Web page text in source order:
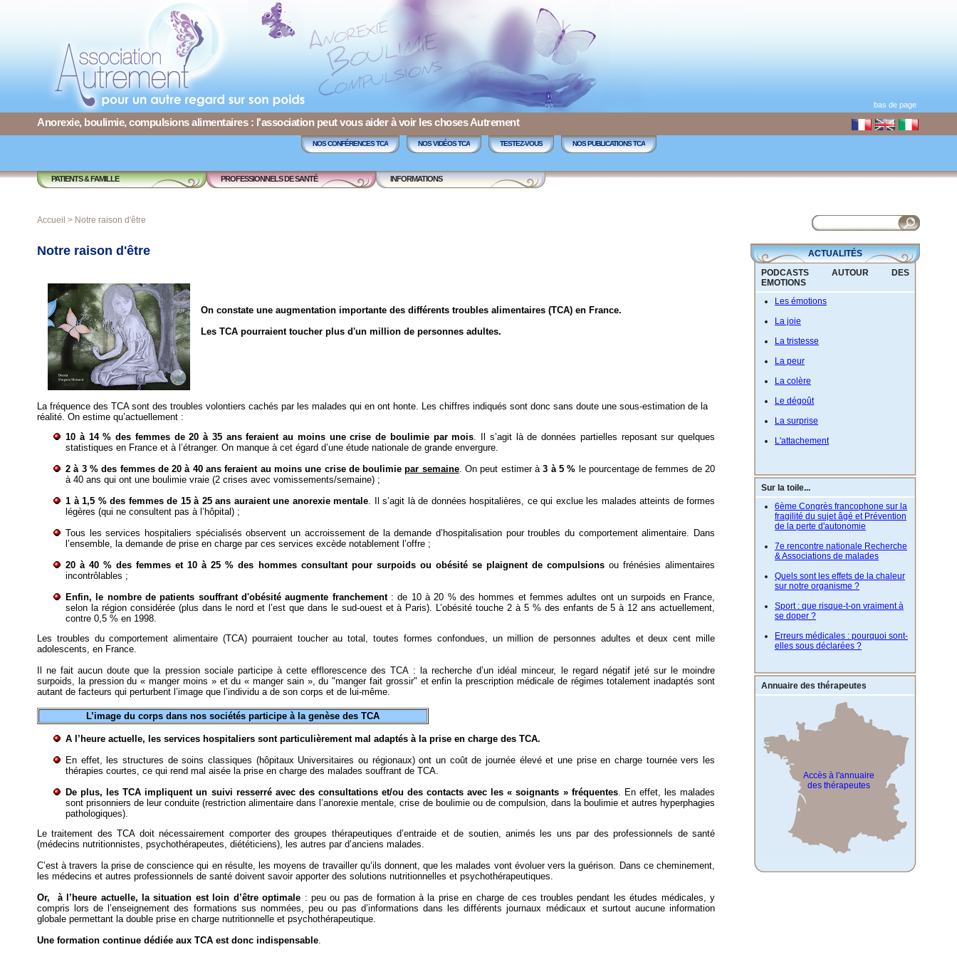
bas de page
Anorexie, boulimie, compulsions alimentaires : l'association peut vous aider à voir les choses Autrement
NOS CONFÉRENCES TCA NOS VIDÉOS TCA TESTEZ-VOUS NOS PUBLICATIONS TCA
PATIENTS & FAMILLE PROFESSIONNELS DE SANTÉ INFORMATIONS
Accueil > Notre raison d'être
Notre raison d'être
On constate une augmentation importante des différents troubles alimentaires (TCA) en France.
Les TCA pourraient toucher plus d'un million de personnes adultes.
La fréquence des TCA sont des troubles volontiers cachés par les malades qui en ont honte. Les chiffres indiqués sont donc sans doute une sous-estimation de la
réalité. On estime qu’actuellement :
10 à 14 % des femmes de 20 à 35 ans feraient au moins une crise de boulimie par mois. Il s’agit là de données partielles reposant sur quelques
statistiques en France et à l’étranger. On manque à cet égard d’une étude nationale de grande envergure.
2 à 3 % des femmes de 20 à 40 ans feraient au moins une crise de boulimiepar semaine. On peut estimer à3 à 5 % le pourcentage de femmes de 20
à 40 ans qui ont une boulimie vraie (2 crises avec vomissements/semaine) ;
1 à 1,5 % des femmes de 15 à 25 ans auraient une anorexie mentale. Il s’agit là de données hospitalières, ce qui exclue les malades atteints de formes
légères (qui ne consultent pas à l’hôpital) ;
Tous les services hospitaliers spécialisés observent un accroissement de la demande d’hospitalisation pour troubles du comportement alimentaire. Dans
l’ensemble, la demande de prise en charge par ces services excède notablement l’offre ;
20 à 40 % des femmes et 10 à 25 % des hommes consultant pour surpoids ou obésité se plaignent de compulsionsou frénésies alimentaires
incontrôlables ;
Enfin, le nombre de patients souffrant d'obésité augmente franchement: de 10 à 20 % des hommes et femmes adultes ont un surpoids en France,
selon la région considérée (plus dans le nord et l’est que dans le sud-ouest et à Paris). L’obésité touche 2 à 5 % des enfants de 5 à 12 ans actuellement,
contre 0,5 % en 1998.
Les troubles du comportement alimentaire (TCA) pourraient toucher au total, toutes formes confondues, un million de personnes adultes et deux cent mille
adolescents, en France.
Il ne fait aucun doute que la pression sociale participe à cette efflorescence des TCA : la recherche d’un idéal minceur, le regard négatif jeté sur le moindre
surpoids, la pression du « manger moins » et du « manger sain », du "manger fait grossir" et enfin la prescription médicale de régimes totalement inadaptés sont
autant de facteurs qui perturbent l’image que l’individu a de son corps et de lui-même.
L’image du corps dans nos sociétés participe à la genèse des TCA
A l’heure actuelle, les services hospitaliers sont particulièrement mal adaptés à la prise en charge des TCA.
En effet, les structures de soins classiques (hôpitaux Universitaires ou régionaux) ont un coût de journée élevé et une prise en charge tournée vers les
thérapies courtes, ce qui rend mal aisée la prise en charge des malades souffrant de TCA.
De plus, les TCA impliquent un suivi resserré avec des consultations et/ou des contacts avec les « soignants » fréquentes. En effet, les malades
sont prisonniers de leur conduite (restriction alimentaire dans l’anorexie mentale, crise de boulimie ou de compulsion, dans la boulimie et autres hyperphagies
pathologiques).
Le traitement des TCA doit nécessairement comporter des groupes thérapeutiques d’entraide et de soutien, animés les uns par des professionnels de santé
(médecins nutritionnistes, psychothérapeutes, diététiciens), les autres par d’anciens malades.
C’est à travers la prise de conscience qui en résulte, les moyens de travailler qu’ils donnent, que les malades vont évoluer vers la guérison. Dans ce cheminement,
les médecins et autres professionnels de santé doivent savoir apporter des solutions nutritionnelles et psychothérapeutiques.
Or, à l’heure actuelle, la situation est loin d’être optimale : peu ou pas de formation à la prise en charge de ces troubles pendant les études médicales, y
compris lors de l’enseignement des formations sus nommées, peu ou pas d’informations dans les différents journaux médicaux et surtout aucune information
globale permettant la double prise en charge nutritionnelle et psychothérapeutique.
Une formation continue dédiée aux TCA est donc indispensable.
ACTUALITÉS
PODCASTS AUTOUR DES
EMOTIONS
Les émotions
La joie
La tristesse
La peur
La colère
Le dégoût
La surprise
L'attachement
Sur la toile...
6ème Congrès francophone sur la
fragilité du sujet âgé et Prévention
de la perte d'autonomie
7e rencontre nationale Recherche
& Associations de malades
Quels sont les effets de la chaleur
sur notre organisme ?
Sport : que risque-t-on vraiment à
se doper ?
Erreurs médicales : pourquoi sont-
elles sous déclarées ?
Annuaire des thérapeutes
Accès à l'annuaire
des thérapeutes